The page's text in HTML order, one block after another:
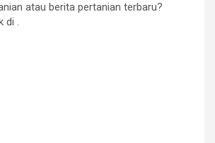
atau berita pertanian terbaru?
di .